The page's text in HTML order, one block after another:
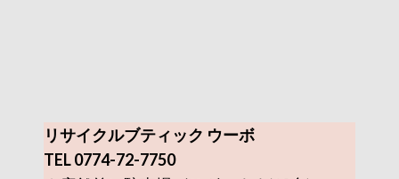
リサイクルブティック ウーボ
TEL 0774-72-7750